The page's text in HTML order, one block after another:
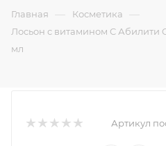
Главная — Косметика —
Лосьон с витамином C Абилити
мл
Артикул